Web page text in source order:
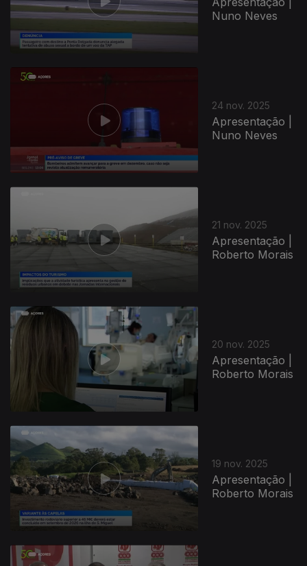
Nuno Neves
24 nov. 2025
Apresentação |
Nuno Neves
21 nov. 2025
Apresentação |
Roberto Morais
20 nov. 2025
Apresentação |
Roberto Morais
19 nov. 2025
Apresentação |
Roberto Morais